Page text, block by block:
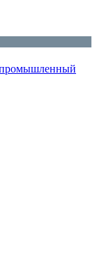
промышленный